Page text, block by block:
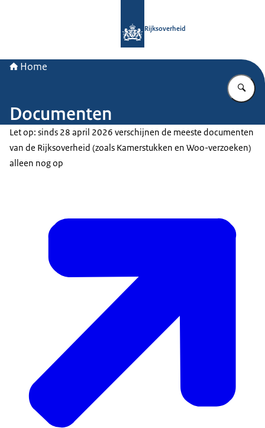
Rijksoverheid
Home
Documenten
Let op: sinds 28 april 2026 verschijnen de meeste documenten
van de Rijksoverheid (zoals Kamerstukken en Woo-verzoeken)
alleen nog op